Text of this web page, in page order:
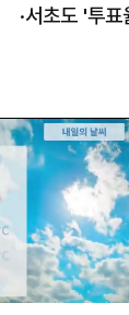
·서초도 '투